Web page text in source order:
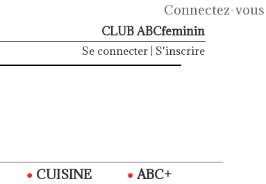
Connectez-vous
CLUB ABCfeminin
Se connecter S'inscrire
CUISINE
ABC+